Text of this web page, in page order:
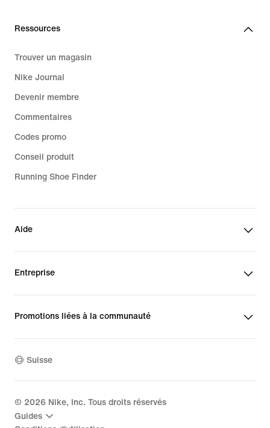
Ressources
Trouver un magasin
Nike Journal
Devenir membre
Commentaires
Codes promo
Conseil produit
Running Shoe Finder
Aide
Entreprise
Promotions liées à la communauté
Suisse
© 2026 Nike, Inc. Tous droits réservés
Guides